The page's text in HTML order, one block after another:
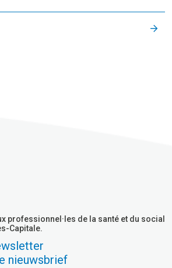
professionnel·les de la santé et du social
Capitale.
nieuwsbrief